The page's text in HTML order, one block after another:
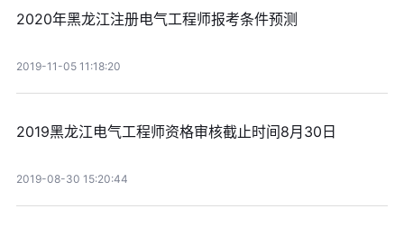
2020年黑龙江注册电气工程师报考条件预测
2019-11-05 11:18:20
2019黑龙江电气工程师资格审核截止时间8月30日
2019-08-30 15:20:44